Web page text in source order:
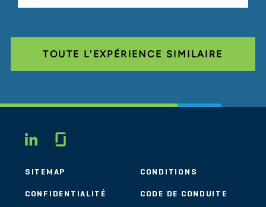
TOUTE L'EXPÉRIENCE SIMILAIRE
LINKEDIN
SITEMAP CONDITIONS
CONFIDENTIALITÉ CODE DE CONDUITE